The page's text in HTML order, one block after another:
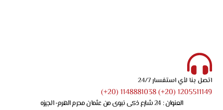
اتصل بنا لأي استفسار 24/7
1205511149 (20+) 1148881038 (20+)
العنوان : 24 شارع ذكى نبوى من عثمان محرم الهرم- الجيزه